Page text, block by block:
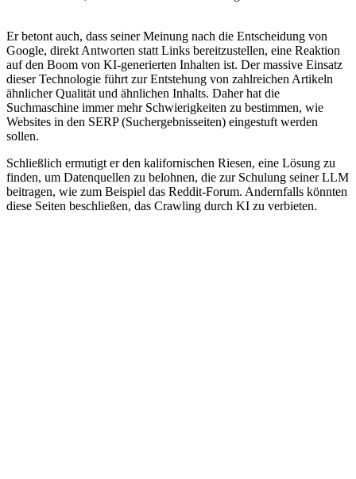
Er betont auch, dass seiner Meinung nach die Entscheidung von
Google, direkt Antworten statt Links bereitzustellen, eine Reaktion
auf den Boom von KI-generierten Inhalten ist. Der massive Einsatz
dieser Technologie führt zur Entstehung von zahlreichen Artikeln
ähnlicher Qualität und ähnlichen Inhalts. Daher hat die
Suchmaschine immer mehr Schwierigkeiten zu bestimmen, wie
Websites in den SERP (Suchergebnisseiten) eingestuft werden
sollen.
Schließlich ermutigt er den kalifornischen Riesen, eine Lösung zu
finden, um Datenquellen zu belohnen, die zur Schulung seiner LLM
beitragen, wie zum Beispiel das Reddit-Forum. Andernfalls könnten
diese Seiten beschließen, das Crawling durch KI zu verbieten.